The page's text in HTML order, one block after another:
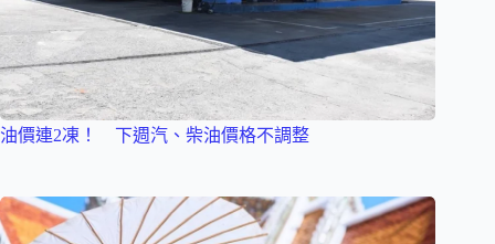
油價連2凍！ 下週汽、柴油價格不調整